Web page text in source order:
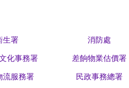
生署 消防處
化事務署 差餉物業估價署
流服務署 民政事務總署